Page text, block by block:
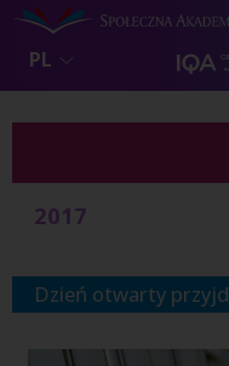
PL
2017
Dzień otwarty